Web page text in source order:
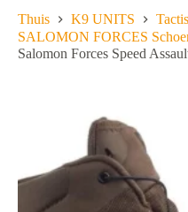
Thuis K9 UNITS
SALOMON FORCES
Salomon Forces Speed